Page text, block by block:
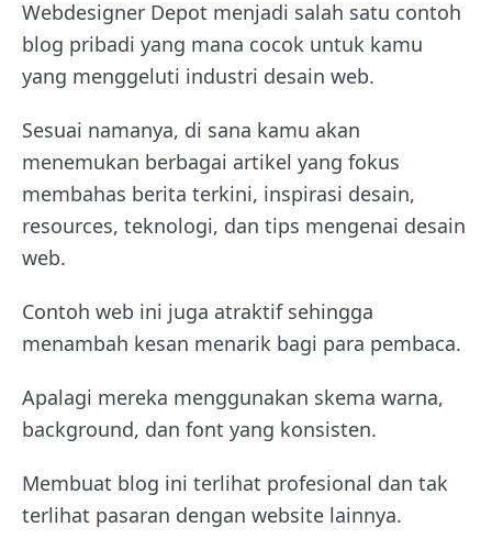
Webdesigner Depot menjadi salah satu contoh
blog pribadi yang mana cocok untuk kamu
yang menggeluti industri desain web.
Sesuai namanya, di sana kamu akan
menemukan berbagai artikel yang fokus
membahas berita terkini, inspirasi desain,
resources, teknologi, dan tips mengenai desain
web.
Contoh web ini juga atraktif sehingga
menambah kesan menarik bagi para pembaca.
Apalagi mereka menggunakan skema warna,
background, dan font yang konsisten.
Membuat blog ini terlihat profesional dan tak
terlihat pasaran dengan website lainnya.